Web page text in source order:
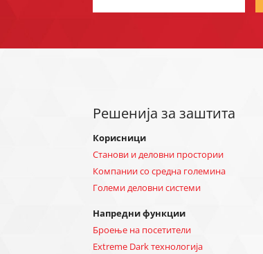
Решенија за заштита
Корисници
Станови и деловни простории
Компании со средна големина
Големи деловни системи
Напредни функции
Броење на посетители
Extreme Dark технологија